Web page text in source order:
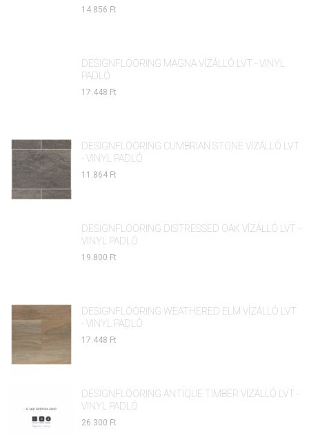
14.856 Ft
DESIGNFLOORING MAGNA VÍZÁLLÓ LVT - VINYL
PADLÓ
17.448 Ft
DESIGNFLOORING CUMBRIAN STONE VÍZÁLLÓ LVT
- VINYL PADLÓ
11.864 Ft
DESIGNFLOORING DISTRESSED OAK VÍZÁLLÓ LVT -
VINYL PADLÓ
19.800 Ft
DESIGNFLOORING WEATHERED ELM VÍZÁLLÓ LVT
- VINYL PADLÓ
17.448 Ft
DESIGNFLOORING ANTIQUE TIMBER VÍZÁLLÓ LVT -
VINYL PADLÓ
26.300 Ft